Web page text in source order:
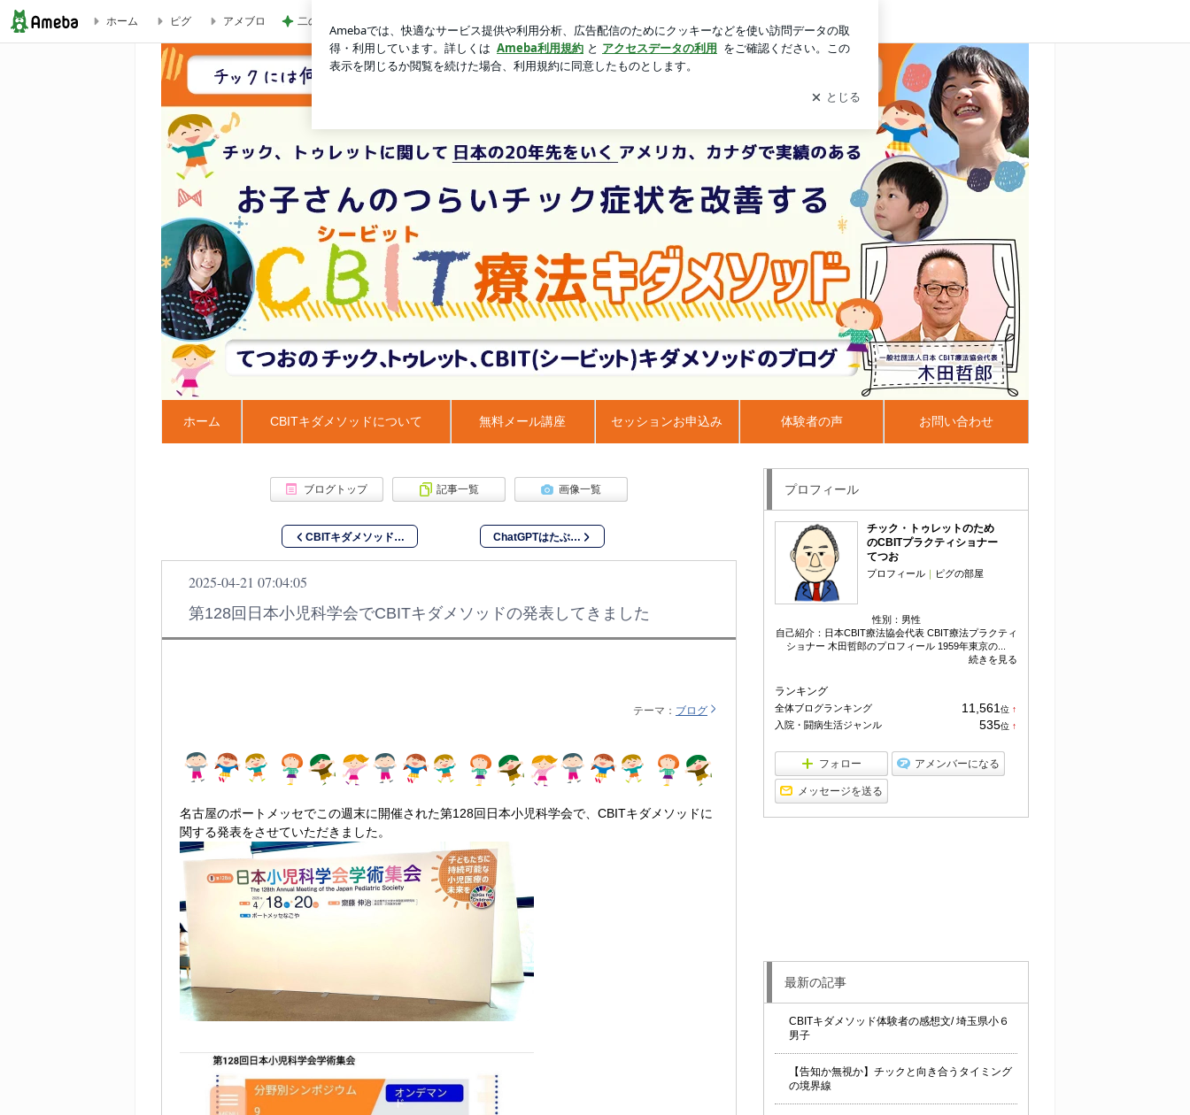
第128回日本小児科学会でCBITキダメソッドの発表してきました | てつおのチック、トゥレット、CBIT(シービット)キダメソッドのブログ
ホーム ピグ アメブロ 二の腕カバーに最適な20%OFFのジレ
ブログトップ 記事一覧 画像一覧
CBITキダメソッド… ChatGPTはたぶ…
第128回日本小児科学会でCBITキダメソッドの発表してきました
2025-04-21 07:04:05
テーマ： ブログ
名古屋のポートメッセでこの週末に開催された第128回日本小児科学会で、CBITキダメソッドに
関する発表をさせていただきました。
プロフィール
チック・トゥレットのため
のCBITプラクティショナー
てつお
プロフィール ｜ ピグの部屋
性別： 男性
自己紹介：日本CBIT療法協会代表 CBIT療法プラクティ
ショナー 木田哲郎のプロフィール 1959年東京の...
続きを見る
ランキング
全体ブログランキング 11,561 位 ↑
入院・闘病生活ジャンル 535位 ↑
フォロー アメンバーになる
メッセージを送る
ホーム CBITキダメソッドについて 無料メール講座 セッションお申込み 体験者の声 お問い合わせ
最新の記事
CBITキダメソッド体験者の感想文/ 埼玉県小６
男子
【告知か無視か】チックと向き合うタイミング
の境界線